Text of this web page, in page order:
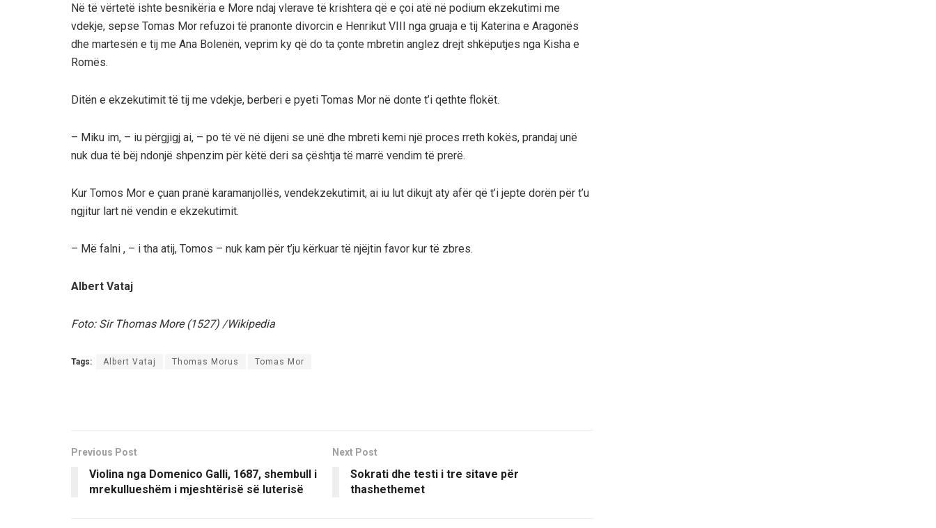
Në të vërtetë ishte besnikëria e More ndaj vlerave të krishtera që e çoi atë në podium ekzekutimi me
vdekje, sepse Tomas Mor refuzoi të pranonte divorcin e Henrikut VIII nga gruaja e tij Katerina e Aragonës
dhe martesën e tij me Ana Bolenën, veprim ky që do ta çonte mbretin anglez drejt shkëputjes nga Kisha e
Romës.
Ditën e ekzekutimit të tij me vdekje, berberi e pyeti Tomas Mor në donte t’i qethte flokët.
– Miku im, – iu përgjigj ai, – po të vë në dijeni se unë dhe mbreti kemi një proces rreth kokës, prandaj unë
nuk dua të bëj ndonjë shpenzim për këtë deri sa çështja të marrë vendim të prerë.
Kur Tomos Mor e çuan pranë karamanjollës, vendekzekutimit, ai iu lut dikujt aty afër që t’i jepte dorën për t’u
ngjitur lart në vendin e ekzekutimit.
– Më falni , – i tha atij, Tomos – nuk kam për t’ju kërkuar të njëjtin favor kur të zbres.
Albert Vataj
Foto: Sir Thomas More (1527) /Wikipedia
Tags: Albert Vataj Thomas Morus Tomas Mor
Previous Post
Violina nga Domenico Galli, 1687, shembull i
mrekullueshëm i mjeshtërisë së luterisë
Next Post
Sokrati dhe testi i tre sitave për
thashethemet